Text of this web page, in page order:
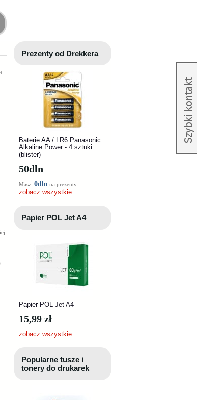
Prezenty od Drekkera
Baterie AA / LR6 Panasonic
Alkaline Power - 4 sztuki
(blister)
50dln
Masz: 0dln na prezenty
zobacz wszystkie
Papier POL Jet A4
Papier POL Jet A4
15,99 zł
zobacz wszystkie
Popularne tusze i
tonery do drukarek